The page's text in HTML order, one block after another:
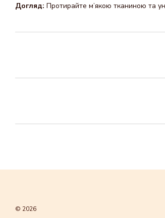
Догляд: Протирайте м’якою тканиною та
© 2026